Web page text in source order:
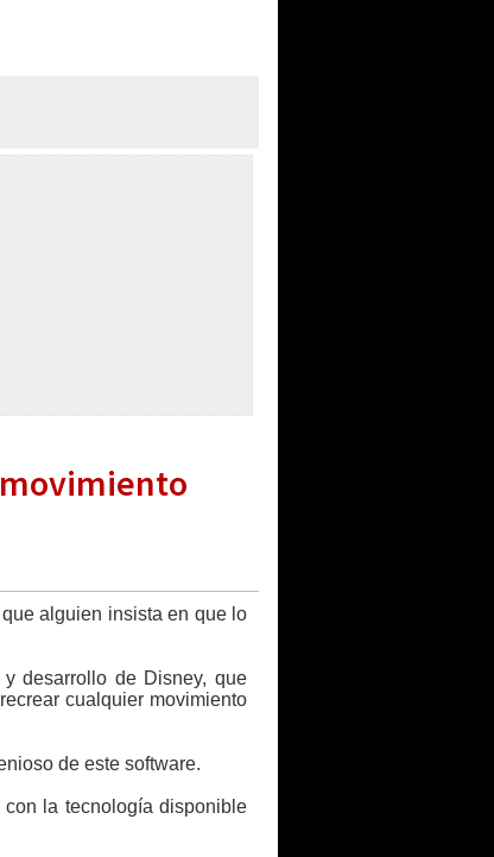
alguien insista en que lo
desarrollo de Disney, que
cualquier movimiento
de este software.
la tecnología disponible